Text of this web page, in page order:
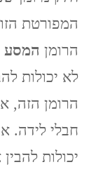
המפורטת
הרומן המסע
לא יכולות
הרומן הזה,
חבלי לידה.
יכולות